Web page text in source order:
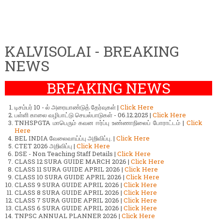
KALVISOLAI - BREAKING
NEWS
BREAKING NEWS
டிசம்பர் 10 - ல் அரையாண்டுத் தேர்வுகள் | Click Here
பள்ளி காலை வழிபாட்டு செயல்பாடுகள் - 06.12.2025 | Click Here
TNHSPGTA மாபெரும் கவன ஈர்ப்பு உண்ணாநிலைப் போராட்டம் | Click
Here
BEL INDIA வேலைவாய்ப்பு அறிவிப்பு. | Click Here
CTET 2026 அறிவிப்பு | Click Here
DSE - Non Teaching Staff Details | Click Here
CLASS 12 SURA GUIDE MARCH 2026 | Click Here
CLASS 11 SURA GUIDE APRIL 2026 | Click Here
CLASS 10 SURA GUIDE APRIL 2026 | Click Here
CLASS 9 SURA GUIDE APRIL 2026 | Click Here
CLASS 8 SURA GUIDE APRIL 2026 | Click Here
CLASS 7 SURA GUIDE APRIL 2026 | Click Here
CLASS 6 SURA GUIDE APRIL 2026 | Click Here
TNPSC ANNUAL PLANNER 2026 | Click Here